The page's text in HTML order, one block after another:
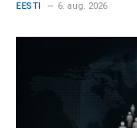
EESTI 6. aug. 2026